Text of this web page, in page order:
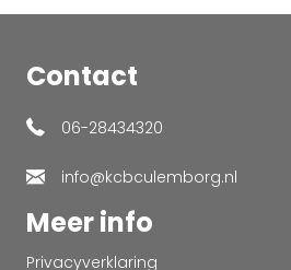
Contact
06-28434320
info@kcbculemborg.nl
Meer info
Privacyverklaring